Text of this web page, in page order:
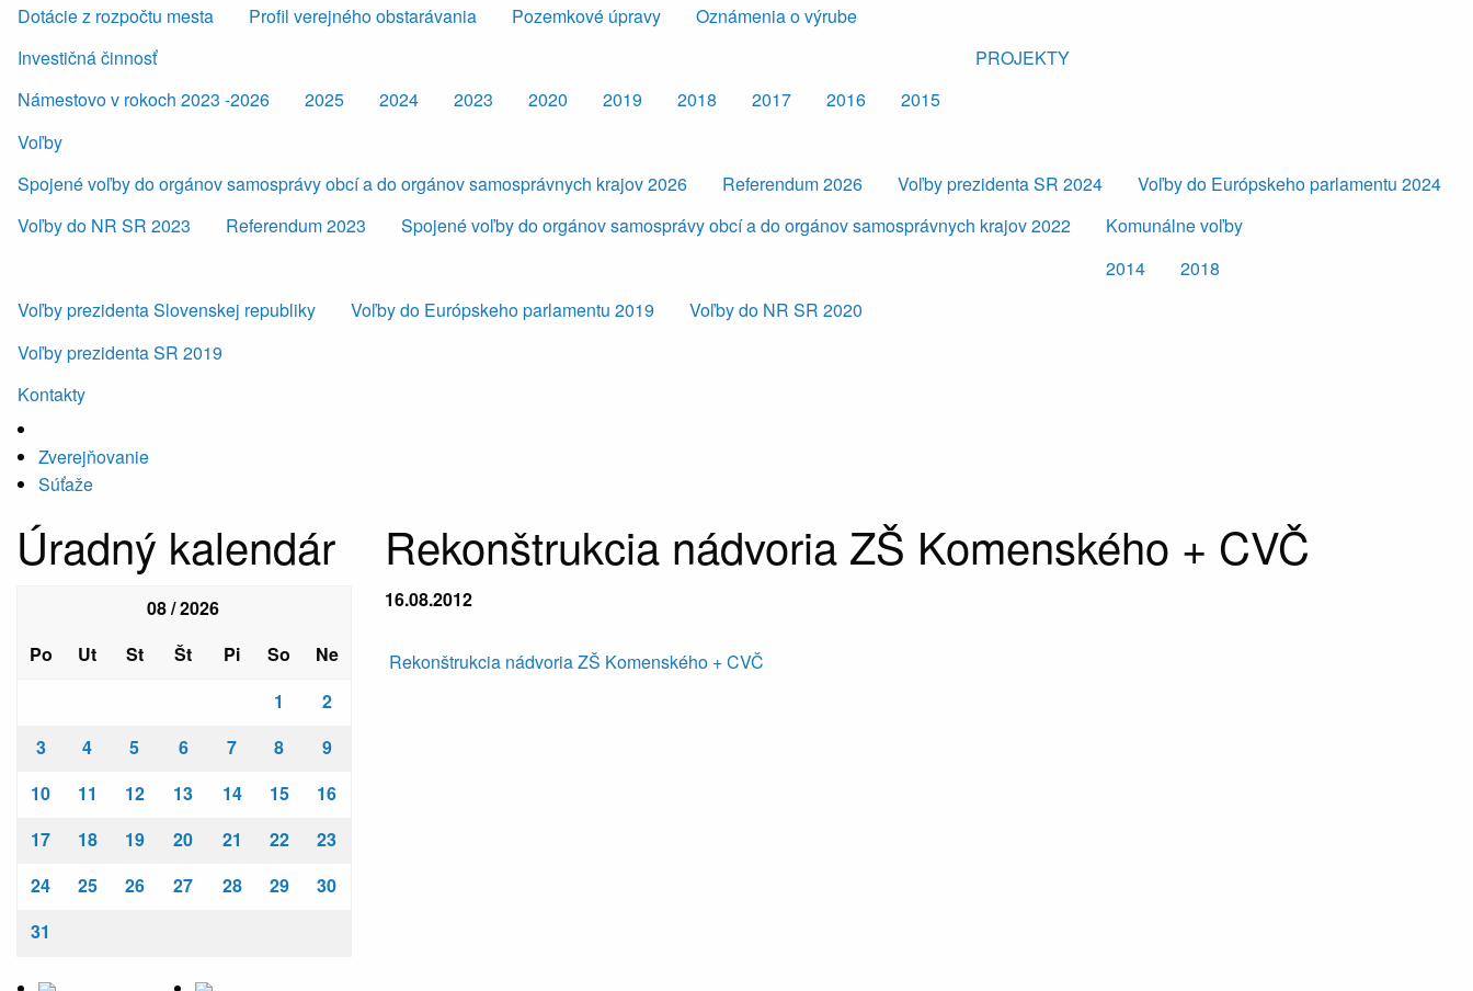
Dotácie z rozpočtu mesta Profil verejného obstarávania Pozemkové úpravy
Oznámenia o výrube
Investičná činnosť
Námestovo v rokoch 2023 -2026
2025 2024 2023 2020 2019 2018 2017 2016 2015
PROJEKTY
Voľby
Spojené voľby do orgánov samosprávy obcí a do orgánov samosprávnych krajov 2026
Referendum 2026 Voľby prezidenta SR 2024
Voľby do Európskeho parlamentu 2024
Voľby do NR SR 2023
Referendum 2023 Spojené voľby do orgánov samosprávy obcí a do orgánov samosprávnych krajov 2022
Komunálne voľby
2014
2018
Voľby prezidenta Slovenskej republiky
Voľby prezidenta SR 2019
Voľby do Európskeho parlamentu 2019 Voľby do NR SR 2020
Kontakty
Zverejňovanie
Súťaže
Úradný kalendár
08 / 2026
Po
Ut St Št Pi So
Ne
1
2
3
4 5 6 7 8
9
10
11 12 13 14 15
16
17
18 19 20 21 22
23
24
25 26 27 28 29
30
31
Rekonštrukcia nádvoria ZŠ Komenského + CVČ
16.08.2012
Rekonštrukcia nádvoria ZŠ Komenského + CVČ